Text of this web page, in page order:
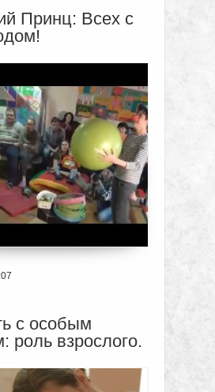
Принц: Всех с
с особым
роль взрослого.